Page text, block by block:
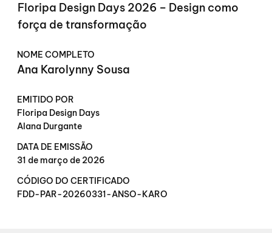
Floripa Design Days 2026 – Design como
força de transformação
NOME COMPLETO
Ana Karolynny Sousa
DATA DE EMISSÃO
31 de março de 2026
EMITIDO POR
Floripa Design Days
Alana Durgante
CÓDIGO DO CERTIFICADO
FDD-PAR-20260331-ANSO-KARO